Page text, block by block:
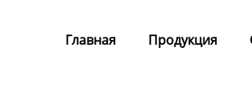
Главная Продукция